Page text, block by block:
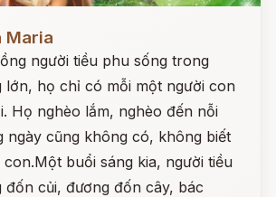
Maria
người tiều phu sống trong
lớn, họ chỉ có mỗi một người con
Họ nghèo lắm, nghèo đến nỗi
ngày cũng không có, không biết
buổi sáng kia, người tiều
đốn củi, đương đốn cây, bác